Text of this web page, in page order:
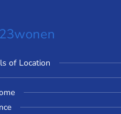
of Location